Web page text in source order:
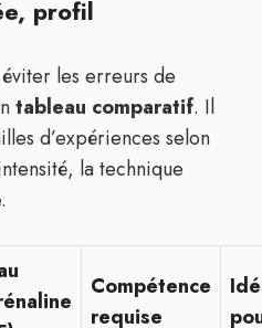
profil
les erreurs de
tableau comparatif. Il
d’expériences selon
la technique
Compétence
requise